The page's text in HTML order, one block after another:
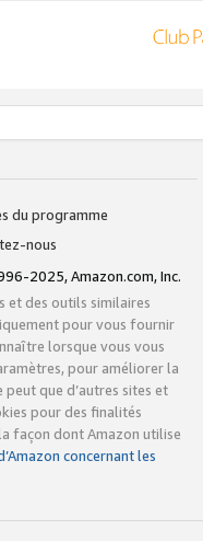
du programme
nous
2025, Amazon.com, Inc.
et des outils similaires
pour vous fournir
lorsque vous vous
pour améliorer la
que d’autres sites et
pour des finalités
façon dont Amazon utilise
concernant les